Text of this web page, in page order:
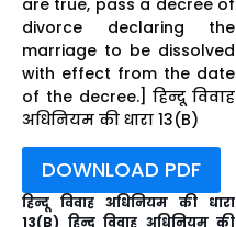
divorce declaring the
marriage to be dissolved
with effect from the date
of the decree.] हिन्दू विवाह
अधिनियम की धारा 13(B)
DOWNLOAD PDF
हिन्दू विवाह अधिनियम की धारा
13(B) हिन्दू विवाह अधिनियम की